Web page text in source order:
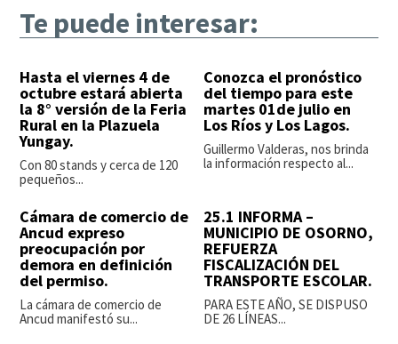
Te puede interesar:
Hasta el viernes 4 de
octubre estará abierta
la 8° versión de la Feria
Rural en la Plazuela
Yungay.
Con 80 stands y cerca de 120
pequeños...
Conozca el pronóstico
del tiempo para este
martes 01de julio en
Los Ríos y Los Lagos.
Guillermo Valderas, nos brinda
la información respecto al...
Cámara de comercio de
Ancud expreso
preocupación por
demora en definición
del permiso.
La cámara de comercio de
Ancud manifestó su...
25.1 INFORMA –
MUNICIPIO DE OSORNO,
REFUERZA
FISCALIZACIÓN DEL
TRANSPORTE ESCOLAR.
PARA ESTE AÑO, SE DISPUSO
DE 26 LÍNEAS...